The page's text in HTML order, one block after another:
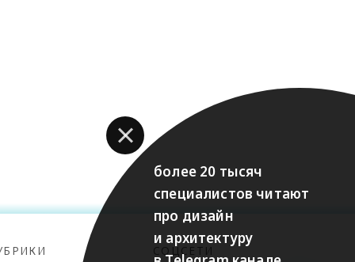
СОЦСЕТИ
более 20 тысяч
специалистов читают
про дизайн
и архитектуру